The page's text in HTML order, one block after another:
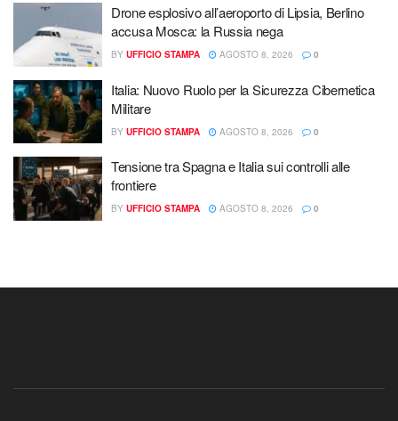
Drone esplosivo all’aeroporto di Lipsia, Berlino
accusa Mosca: la Russia nega
BY UFFICIO STAMPA AGOSTO 8, 2026 0
Italia: Nuovo Ruolo per la Sicurezza Cibernetica
Militare
BY UFFICIO STAMPA AGOSTO 8, 2026 0
Tensione tra Spagna e Italia sui controlli alle
frontiere
BY UFFICIO STAMPA AGOSTO 8, 2026 0